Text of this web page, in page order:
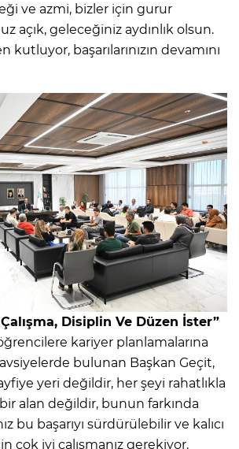
ve azmi, bizler için gurur
açık, geleceğiniz aydınlık olsun.
başarılarınızın devamını
Disiplin Ve Düzen İster”
kariyer planlamalarına
bulunan Başkan Geçit,
yeri değildir, her şeyi rahatlıkla
alan değildir, bunun farkında
bu başarıyı sürdürülebilir ve kalıcı
çok iyi çalışmanız gerekiyor.